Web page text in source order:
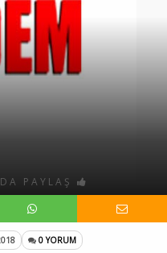
GÖZLERİM DOLDU
PAYLAŞ
0 YORUM